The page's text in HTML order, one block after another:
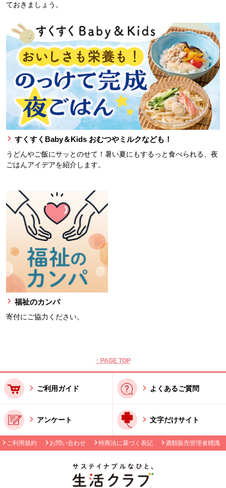
ておきましょう。
すくすくBaby＆Kids おむつやミルクなども！
うどんやご飯にサッとのせて！暑い夏にもするっと食べられる、夜
ごはんアイデアを紹介します。
福祉のカンパ
寄付にご協力ください。
↑ PAGE TOP
ご利用ガイド よくあるご質問
アンケート 文字だけサイト
ご利用規約 お問い合わせ 特商法に基づく表記 酒類販売管理者標識